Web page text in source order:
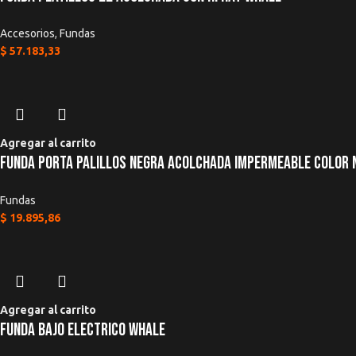
Guardar mi nombre, correo electrónico y sitio web en este navegador
Accesorios, Fundas
$ 57.183,33
Agregar al carrito
Funda Porta Palillos Negra Acolchada Impermeable Color
Fundas
$ 19.895,86
Agregar al carrito
Funda Bajo Electrico Whale